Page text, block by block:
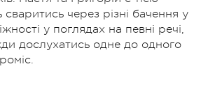
через різні бачення у
у поглядах на певні речі,
дослухатись одне до одного